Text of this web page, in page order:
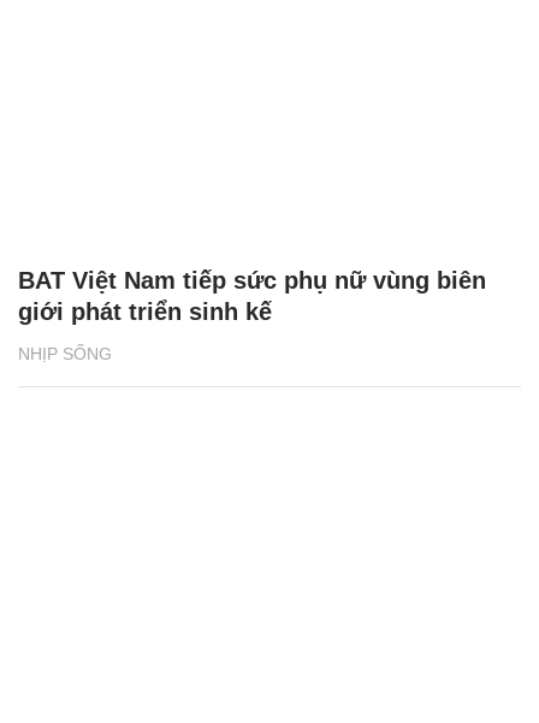
NHỊP SỐNG
BAT Việt Nam tiếp sức phụ nữ vùng biên
giới phát triển sinh kế